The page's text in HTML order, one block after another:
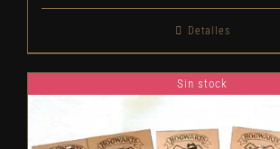
Detalles
Sin stock